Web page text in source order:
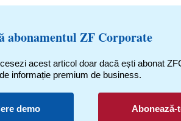
abonamentul ZF Corporate
acest articol doar dacă ești abonat
informație premium de business.
demo Abonează-